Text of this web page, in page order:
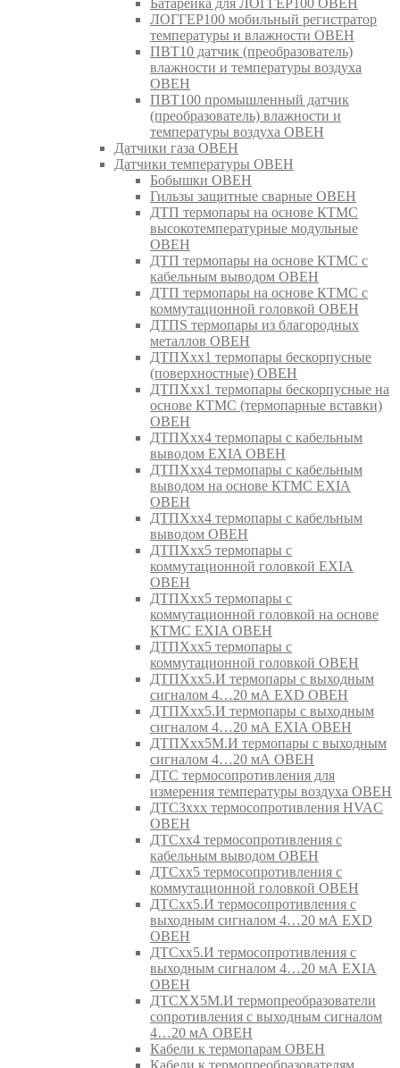
ЛОГГЕР100 мобильный регистратор
температуры и влажности ОВЕН
ПВТ10 датчик (преобразователь)
влажности и температуры воздуха
ОВЕН
ПВТ100 промышленный датчик
(преобразователь) влажности и
температуры воздуха ОВЕН
Датчики газа ОВЕН
Датчики температуры ОВЕН
Бобышки ОВЕН
Гильзы защитные сварные ОВЕН
ДТП термопары на основе КТМС
высокотемпературные модульные
ОВЕН
ДТП термопары на основе КТМС с
кабельным выводом ОВЕН
ДТП термопары на основе КТМС с
коммутационной головкой ОВЕН
ДТПS термопары из благородных
металлов ОВЕН
ДТПХхх1 термопары бескорпусные
(поверхностные) ОВЕН
ДТПХхх1 термопары бескорпусные на
основе КТМС (термопарные вставки)
ОВЕН
ДТПХхх4 термопары с кабельным
выводом EXIA ОВЕН
ДТПХхх4 термопары с кабельным
выводом на основе КТМС EXIA
ОВЕН
ДТПХхх4 термопары с кабельным
выводом ОВЕН
ДТПХхх5 термопары с
коммутационной головкой EXIA
ОВЕН
ДТПХхх5 термопары с
коммутационной головкой на основе
КТМС EXIA ОВЕН
ДТПХхх5 термопары с
коммутационной головкой ОВЕН
ДТПХхх5.И термопары с выходным
сигналом 4…20 мА EXD ОВЕН
ДТПХхх5.И термопары с выходным
сигналом 4…20 мА EXIA ОВЕН
ДТПХхх5М.И термопары с выходным
сигналом 4…20 мА ОВЕН
ДТС термосопротивления для
измерения температуры воздуха ОВЕН
ДТС3ххх термосопротивления HVAC
ОВЕН
ДТСхх4 термосопротивления с
кабельным выводом ОВЕН
ДТСхх5 термосопротивления с
коммутационной головкой ОВЕН
ДТСхх5.И термосопротивления с
выходным сигналом 4…20 мА EXD
ОВЕН
ДТСхх5.И термосопротивления с
выходным сигналом 4…20 мА EXIA
ОВЕН
ДТСХХ5М.И термопреобразователи
сопротивления с выходным сигналом
4…20 мА ОВЕН
Кабели к термопарам ОВЕН
Кабели к термопреобразователям